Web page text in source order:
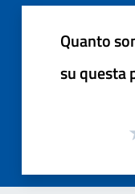
Quanto
su questa